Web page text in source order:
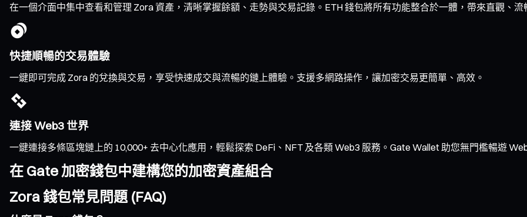
在一個介面中集中查看和管理 Zora 資產，清晰掌握餘額、走勢與交易記錄。ETH 錢包將所有功能整合於一體，帶來直觀、流
快捷順暢的交易體驗
一鍵即可完成 Zora 的兌換與交易，享受快速成交與流暢的鏈上體驗。支援多網路操作，讓加密交易更簡單、高效。
連接 Web3 世界
一鍵連接多條區塊鏈上的 10,000+ 去中心化應用，輕鬆探索 DeFi、NFT 及各類 Web3 服務。Gate Wallet 助您無門檻暢遊
在 Gate 加密錢包中建構您的加密資產組合
Zora 錢包常見問題 (FAQ)